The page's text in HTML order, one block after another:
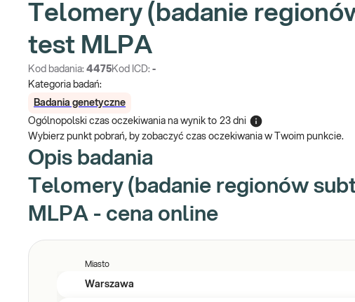
Telomery (badanie
test MLPA
Kod badania: 4475Kod ICD: -
Kategoria badań:
Badania genetyczne
Ogólnopolski czas oczekiwania na wynik to 23 dni
Wybierz punkt pobrań, by zobaczyć czas oczekiwania w Twoim punkcie.
Opis badania
Telomery (badanie regionów
MLPA - cena online
Miasto
Warszawa